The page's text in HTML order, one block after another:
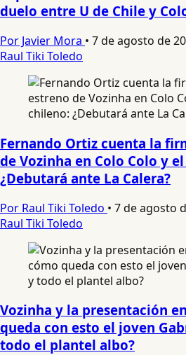
duelo entre U de Chile y
Por Javier Mora • 7 de agosto de
Raul Tiki Toledo
Fernando Ortiz cuenta la
de Vozinha en Colo Colo y
¿Debutará ante La Calera?
Por Raul Tiki Toledo • 7 de agosto
Raul Tiki Toledo
Vozinha y la presentación
queda con esto el joven
todo el plantel albo?